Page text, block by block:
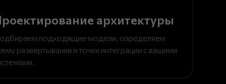
архитектуры
подходящие модели, определяем
развертывания и точки интеграции с вашими